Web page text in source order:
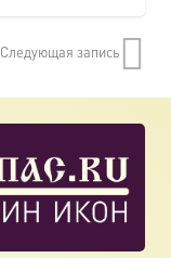
Следующая запись